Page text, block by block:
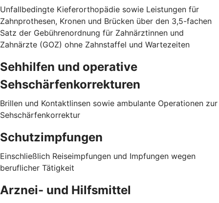
Unfallbedingte Kieferorthopädie sowie Leistungen für
Zahnprothesen, Kronen und Brücken über den 3,5-fachen
Satz der Gebührenordnung für Zahnärztinnen und
Zahnärzte (GOZ) ohne Zahnstaffel und Wartezeiten
Sehhilfen und operative
Sehschärfenkorrekturen
Brillen und Kontaktlinsen sowie ambulante Operationen zur
Sehschärfenkorrektur
Schutzimpfungen
Einschließlich Reiseimpfungen und Impfungen wegen
beruflicher Tätigkeit
Arznei- und Hilfsmittel